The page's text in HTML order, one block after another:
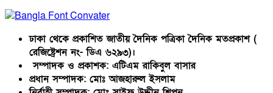
ঢাকা থেকে প্রকাশিত জাতীয় দৈনিক পত্রিকা দৈনিক মতপ্রকাশ (
রেজিষ্ট্রেশন নং- ডিএ ৬২৯৩)।
সম্পাদক ও প্রকাশক: এটিএম রাকিবুল বাসার
প্রধান সম্পাদক: মোঃ আজহারুল ইসলাম